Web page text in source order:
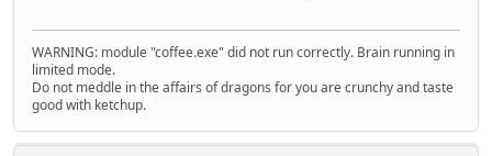
WARNING: module "coffee.exe" did not run correctly. Brain running in
limited mode.
Do not meddle in the affairs of dragons for you are crunchy and taste
good with ketchup.